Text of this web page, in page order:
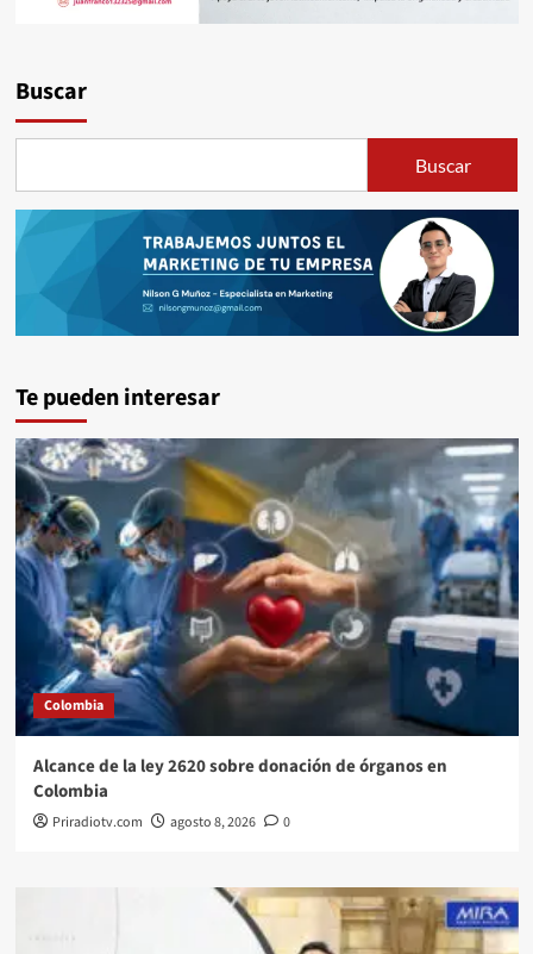
Buscar
Buscar
Te pueden interesar
Colombia
Alcance de la ley 2620 sobre donación de órganos en
Colombia
Priradiotv.com agosto 8, 2026 0